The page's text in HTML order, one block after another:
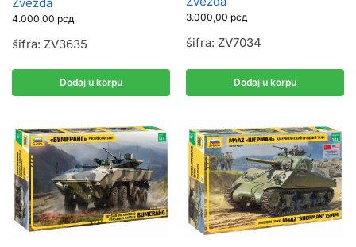
4.000,00 рсд
šifra: ZV3635
Dodaj u korpu
3.000,00 рсд
šifra: ZV7034
Dodaj u korpu